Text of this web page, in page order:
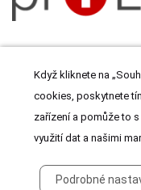
© 2026 Meditorial
Když kliknete na
cookies, poskytnete
zařízení a pomůže to
využití dat a našimi
Podrobné